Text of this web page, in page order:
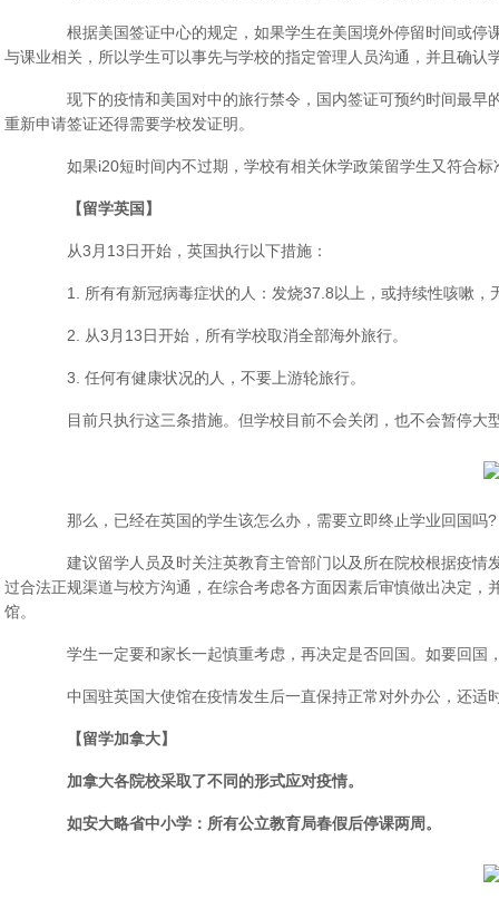
根据美国签证中心的规定，如果学生在美国境外停留时间或停
与课业相关，所以学生可以事先与学校的指定管理人员沟通，并且确认
现下的疫情和美国对中的旅行禁令，国内签证可预约时间最早
重新申请签证还得需要学校发证明。
如果i20短时间内不过期，学校有相关休学政策留学生又符合标
【留学英国】
从3月13日开始，英国执行以下措施：
1. 所有有新冠病毒症状的人：发烧37.8以上，或持续性咳嗽，
2. 从3月13日开始，所有学校取消全部海外旅行。
3. 任何有健康状况的人，不要上游轮旅行。
目前只执行这三条措施。但学校目前不会关闭，也不会暂停大
那么，已经在英国的学生该怎么办，需要立即终止学业回国吗?
建议留学人员及时关注英教育主管部门以及所在院校根据疫情
过合法正规渠道与校方沟通，在综合考虑各方面因素后审慎做出决定
馆。
学生一定要和家长一起慎重考虑，再决定是否回国。如要回国
中国驻英国大使馆在疫情发生后一直保持正常对外办公，还适
【留学加拿大】
加拿大各院校采取了不同的形式应对疫情。
如安大略省中小学：所有公立教育局春假后停课两周。